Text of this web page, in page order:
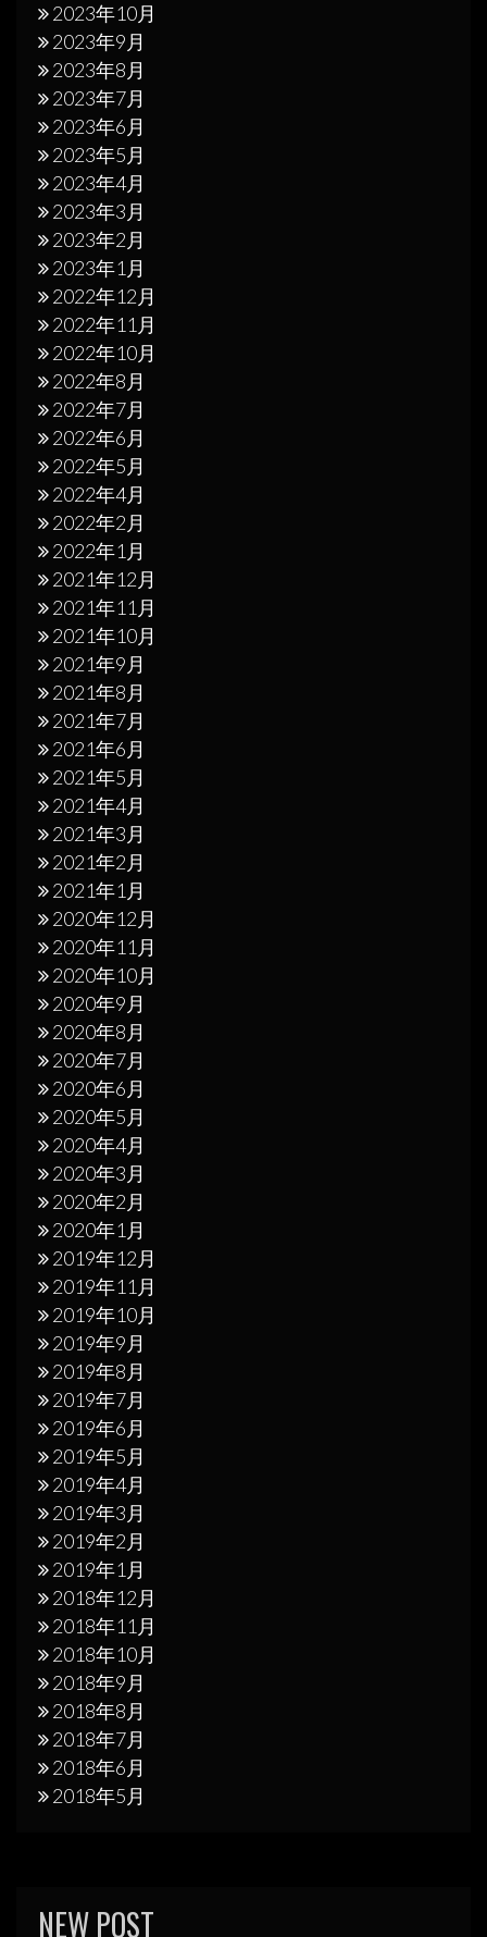
2023年10月
2023年9月
2023年8月
2023年7月
2023年6月
2023年5月
2023年4月
2023年3月
2023年2月
2023年1月
2022年12月
2022年11月
2022年10月
2022年8月
2022年7月
2022年6月
2022年5月
2022年4月
2022年2月
2022年1月
2021年12月
2021年11月
2021年10月
2021年9月
2021年8月
2021年7月
2021年6月
2021年5月
2021年4月
2021年3月
2021年2月
2021年1月
2020年12月
2020年11月
2020年10月
2020年9月
2020年8月
2020年7月
2020年6月
2020年5月
2020年4月
2020年3月
2020年2月
2020年1月
2019年12月
2019年11月
2019年10月
2019年9月
2019年8月
2019年7月
2019年6月
2019年5月
2019年4月
2019年3月
2019年2月
2019年1月
2018年12月
2018年11月
2018年10月
2018年9月
2018年8月
2018年7月
2018年6月
2018年5月
NEW POST